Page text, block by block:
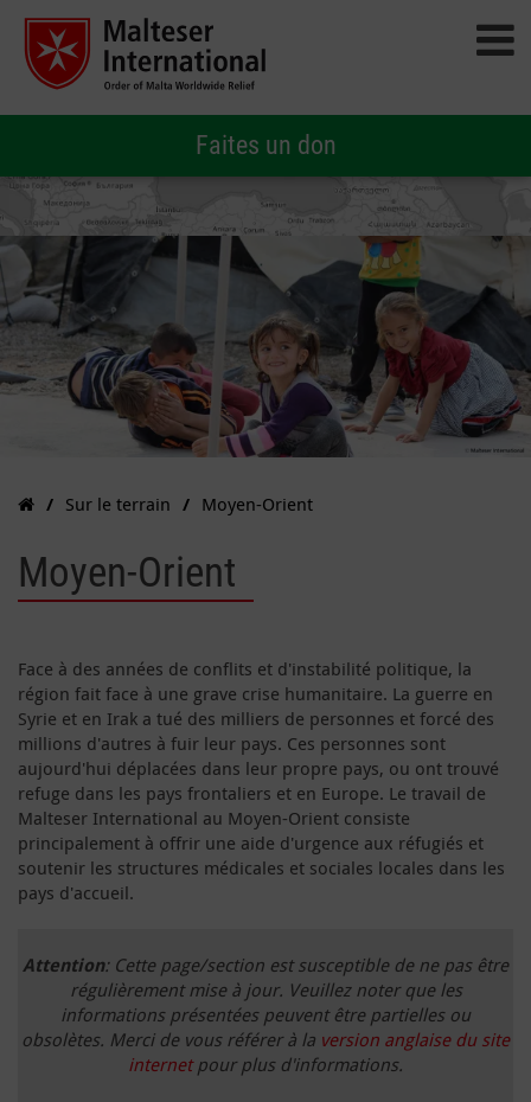
Faites un don
Sur le terrain Moyen-Orient
Moyen-Orient
Face à des années de conflits et d'instabilité politique, la
région fait face à une grave crise humanitaire. La guerre en
Syrie et en Irak a tué des milliers de personnes et forcé des
millions d'autres à fuir leur pays. Ces personnes sont
aujourd'hui déplacées dans leur propre pays, ou ont trouvé
refuge dans les pays frontaliers et en Europe. Le travail de
Malteser International au Moyen-Orient consiste
principalement à offrir une aide d'urgence aux réfugiés et
soutenir les structures médicales et sociales locales dans les
pays d'accueil.
Attention: Cette page/section est susceptible de ne pas être
régulièrement mise à jour. Veuillez noter que les
informations présentées peuvent être partielles ou
obsolètes. Merci de vous référer à la version anglaise du site
internetpour plus d'informations.